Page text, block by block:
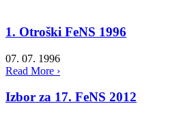
1. Otroški FeNS 1996
07. 07. 1996
Read More ›
Izbor za 17. FeNS 2012